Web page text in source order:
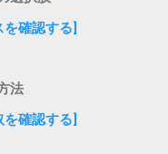
を確認する]
法
を確認する]